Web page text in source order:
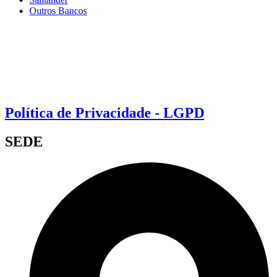
Outros Bancos
Política de Privacidade - LGPD
SEDE